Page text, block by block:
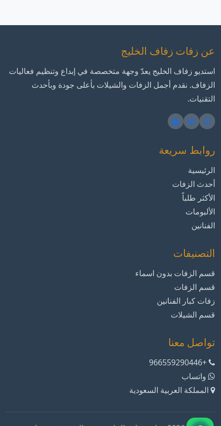
عن زفات زفاف الخليج
استديو زفاف الخليج يعدّ وجهة متخصصة في إبداع وتنظيم فعاليات
الزفاف. نقدم أجمل الزفات والشيلات بأعلى جودة وبأحدث
التقنيات.
روابط سريعة
الرئيسية
أحدث الزفات
الأكثر طلباً
الألبومات
الفنانين
التصنيفات
قسم الزفات بدون اسماء
قسم الزفات
زفات كبار الفنانين
قسم الشيلات
تواصل معنا
+966559290446
واتساب
المملكة العربية السعودية